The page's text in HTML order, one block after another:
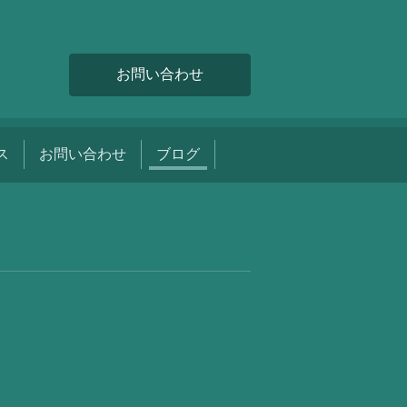
お問い合わせ
お問い合わせ ブログ